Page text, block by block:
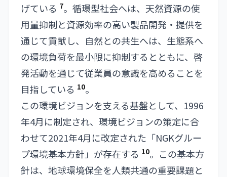
げている 7。循環型社会へは、天然資源の使
用量抑制と資源効率の高い製品開発・提供を
通じて貢献し、自然との共生へは、生態系へ
の環境負荷を最小限に抑制するとともに、啓
発活動を通じて従業員の意識を高めることを
目指している 10。
この環境ビジョンを支える基盤として、1996
年4月に制定され、環境ビジョンの策定に合
わせて2021年4月に改定された「NGKグルー
プ環境基本方針」が存在する 10。この基本方
針は、地球環境保全を人類共通の重要課題と